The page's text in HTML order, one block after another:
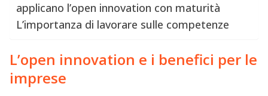
applicano l’open innovation con maturità
L’importanza di lavorare sulle competenze
L’open innovation e i benefici per le
imprese